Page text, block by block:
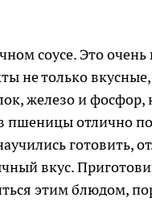
соусе. Это
не только
железо и
пшеницы отлично
готовить,
вкус.
этим блюдом,